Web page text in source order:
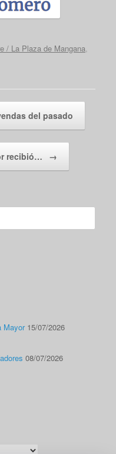
/ La Plaza de Mangana
del pasado
recibió… →
Mayor 15/07/2026
08/07/2026